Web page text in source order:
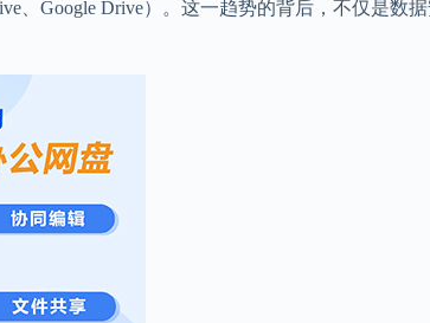
、Google Drive）。这一趋势的背后，不仅是数